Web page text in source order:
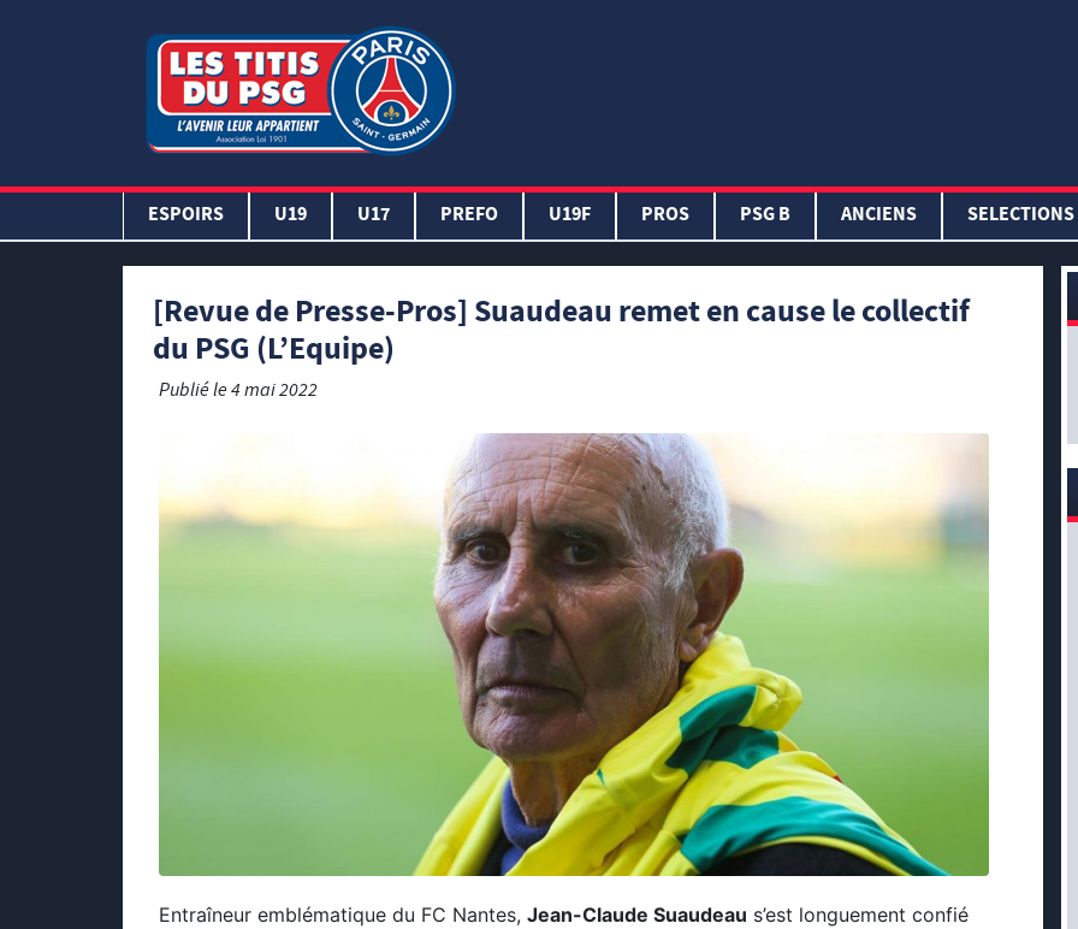
ESPOIRS U19 U17 PREFO U19F PROS PSG B ANCIENS SELECTIONS
[Revue de Presse-Pros] Suaudeau remet en cause le collectif
du PSG (L’Equipe)
Publié le4 mai 2022
Entraîneur emblématique du FC Nantes, Jean-Claude Suaudeau s’est longuement confié